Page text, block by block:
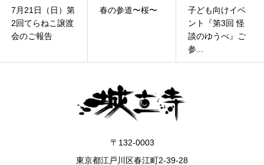
7月21日（日）第
2回てらねこ譲渡
会のご報告
春の参道〜桜〜
子ども向けイベ
ント『第3回 怪
談のゆうべ』ご
参...
〒132-0003
東京都江戸川区春江町2-39-28